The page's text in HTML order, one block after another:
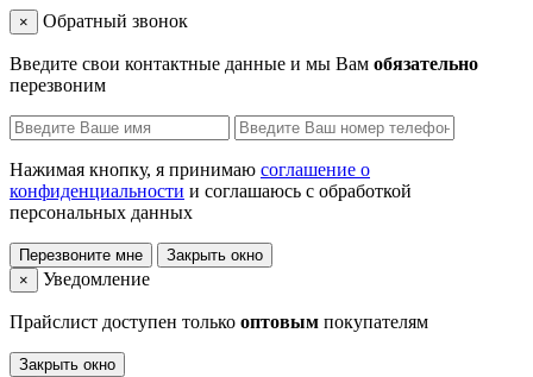
× Обратный звонок
Введите свои контактные данные и мы Вам обязательно
перезвоним
Нажимая кнопку, я принимаю соглашение о
конфиденциальности и соглашаюсь с обработкой
персональных данных
Перезвоните мне
Закрыть окно
×
Уведомление
Прайслист доступен только оптовым покупателям
Закрыть окно